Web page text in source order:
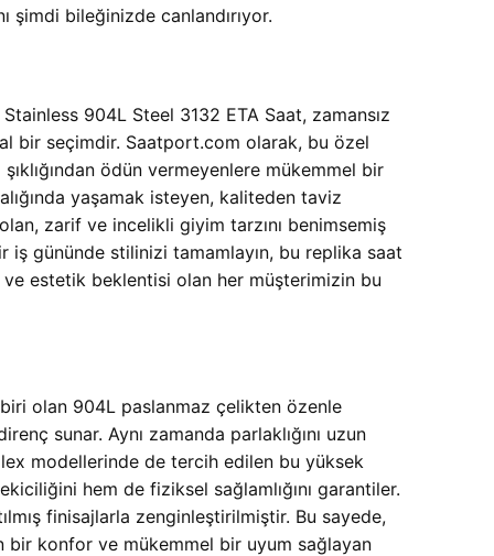
şimdi bileğinizde canlandırıyor.
904L Steel 3132 ETA Saat, zamansız
bir seçimdir. Saatport.com olarak, bu özel
ödün vermeyenlere mükemmel bir
yaşamak isteyen, kaliteden taviz
zarif ve incelikli giyim tarzını benimsemiş
iş gününde stilinizi tamamlayın, bu replika saat
estetik beklentisi olan her müşterimizin bu
olan 904L paslanmaz çelikten özenle
sunar. Aynı zamanda parlaklığını uzun
modellerinde de tercih edilen bu yüksek
hem de fiziksel sağlamlığını garantiler.
finisajlarla zenginleştirilmiştir. Bu sayede,
bir konfor ve mükemmel bir uyum sağlayan